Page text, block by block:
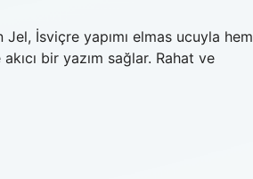
İsviçre yapımı elmas ucuyla hem
bir yazım sağlar. Rahat ve